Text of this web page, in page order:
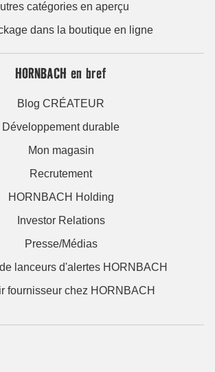
catégories en aperçu
dans la boutique en ligne
HORNBACH en bref
Blog CRÉATEUR
Développement durable
Mon magasin
Recrutement
HORNBACH Holding
Investor Relations
Presse/Médias
lanceurs d'alertes HORNBACH
fournisseur chez HORNBACH